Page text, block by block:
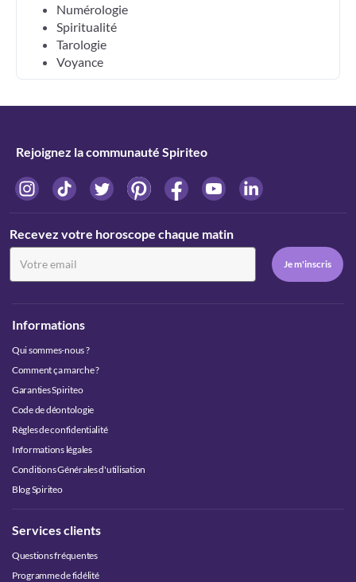
Numérologie
Spiritualité
Tarologie
Voyance
Rejoignez la communauté Spiriteo
Recevez votre horoscope chaque matin
Informations
Qui sommes-nous ?
Comment ça marche ?
Garanties Spiriteo
Code de déontologie
Règles de confidentialité
Informations légales
Conditions Générales d'utilisation
Blog Spiriteo
Services clients
Questions fréquentes
Programme de fidélité